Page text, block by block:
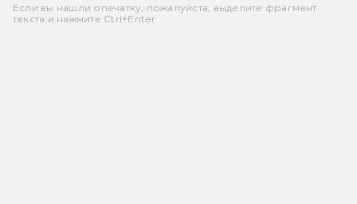
Если вы нашли опечатку, пожалуйста, выделите фрагмент
текста и нажмите Ctrl+Enter.